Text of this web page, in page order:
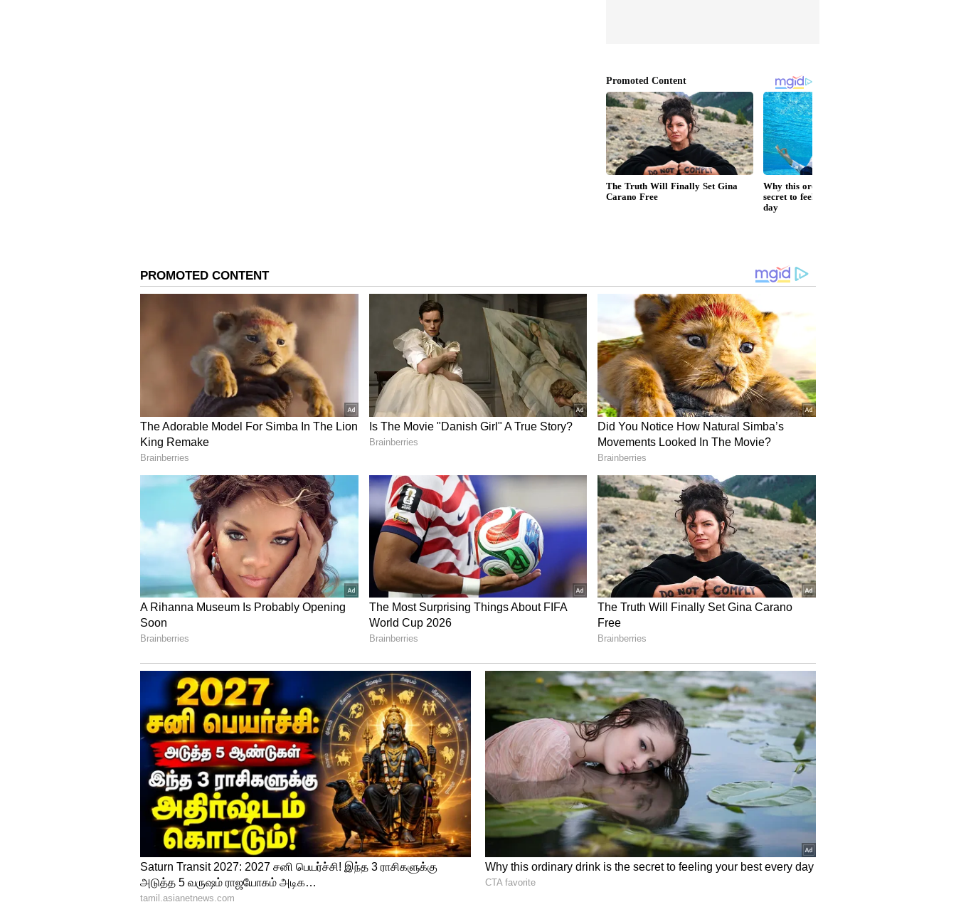
Image Credit :Gemini AI
ஏன் ஆடி மாதம் சிறப்பு?
தமிழ் மாதங்களில் ஆடி, சக்தி வழிபாட்டிற்கு உகந்த மாதமாக கருதப்படுகிறது.
இந்த காலத்தில் அம்மன் வழிபாடு, மாரியம்மன், காளியம்மன், எல்லையம்மன்
உள்ளிட்ட கிராமத் தெய்வ வழிபாடுகள் மிகவும் விமரிசையாக நடைபெறும்.
ஆடி மாதத்தில் இயற்கை மாற்றங்களும், மழைக்கால தொடக்கமும் ஏற்படுவதால்,
விவசாய சமூகங்கள் தங்கள் நிலம், குடும்பம் மற்றும் கால்நடைகள் பாதுகாப்பாக
இருக்க வேண்டி குலதெய்வத்திடம் பிரார்த்தனை செய்தனர். இதுவே
காலப்போக்கில் ஒரு முக்கியமான பாரம்பரியமாக மாறியது.
6